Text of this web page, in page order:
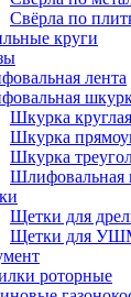
Свёрла по
круги
лента
Шкурка круглая
Шкурка
Шкурка
Шлифовальная
Щетки для
Щетки для
роторные